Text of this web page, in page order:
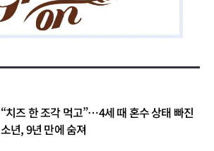
“치즈 한 조각 먹고”…4세 때 혼수 상태 빠진
소년, 9년 만에 숨져